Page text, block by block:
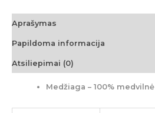
Aprašymas
Papildoma informacija
Atsiliepimai (0)
Medžiaga – 100% medvilnė